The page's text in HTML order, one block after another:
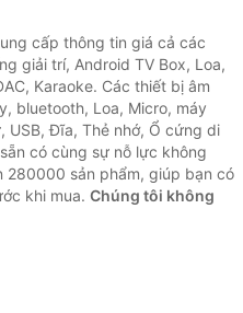
cấp thông tin giá cả các
giải trí, Android TV Box, Loa,
Karaoke. Các thiết bị âm
bluetooth, Loa, Micro, máy
USB, Đĩa, Thẻ nhớ, Ổ cứng di
có cùng sự nỗ lực không
280000 sản phẩm, giúp bạn có
khi mua. Chúng tôi không